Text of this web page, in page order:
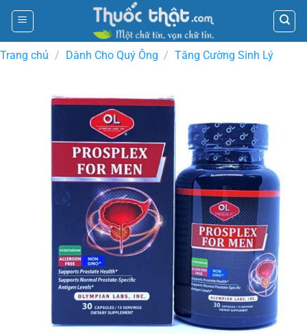
Skip
content
Trang chủ / Dành Cho Quý Ông / Tăng Cường Sinh Lý